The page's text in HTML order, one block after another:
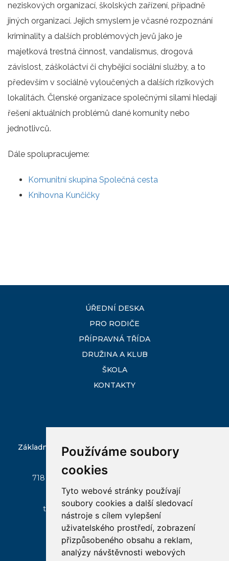
Používáme soubory
cookies
Tyto webové stránky používají
soubory cookies a další sledovací
nástroje s cílem vylepšení
uživatelského prostředí, zobrazení
přizpůsobeného obsahu a reklam,
analýzy návštěvnosti webových
neziskových organizací, školských zařízení, případně
jiných organizací. Jejich smyslem je včasné rozpoznání
kriminality a dalších problémových jevů jako je
majetková trestná činnost, vandalismus, drogová
závislost, záškoláctví či chybějící sociální služby, a to
především v sociálně vyloučených a dalších rizikových
lokalitách. Členské organizace společnými silami hledají
řešení aktuálních problémů dané komunity nebo
jednotlivců.
Dále spolupracujeme:
Komunitní skupina Společná cesta
Knihovna Kunčičky
ÚŘEDNÍ DESKA
PRO RODIČE
PŘÍPRAVNÁ TŘÍDA
DRUŽINA A KLUB
ŠKOLA
KONTAKTY
Základní škola Ostrava-Slezská Ostrava, Škrobálkova
718 00 Ostrava - Kunčičky, Škrobálkova 51/300
zs-skrobalkova@seznam.cz
tel:
596 237 045, mobil:+420 602 522 146